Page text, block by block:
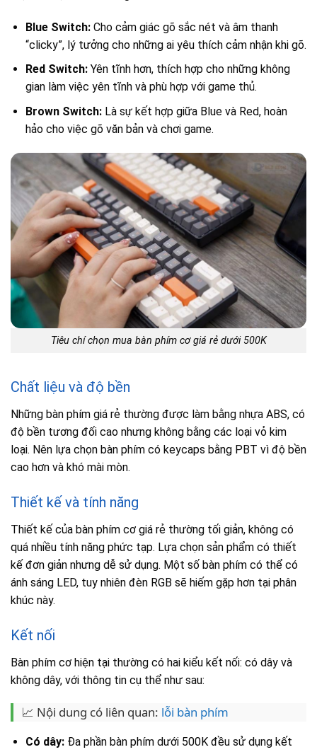
Blue Switch:Cho cảm giác gõ sắc nét và âm thanh
“clicky”, lý tưởng cho những ai yêu thích cảm nhận khi gõ.
Red Switch:Yên tĩnh hơn, thích hợp cho những không
gian làm việc yên tĩnh và phù hợp với game thủ.
Brown Switch:Là sự kết hợp giữa Blue và Red, hoàn
hảo cho việc gõ văn bản và chơi game.
Tiêu chí chọn mua bàn phím cơ giá rẻ dưới 500K
Chất liệu và độ bền
Những bàn phím giá rẻ thường được làm bằng nhựa ABS, có
độ bền tương đối cao nhưng không bằng các loại vỏ kim
loại. Nên lựa chọn bàn phím có keycaps bằng PBT vì độ bền
cao hơn và khó mài mòn.
Thiết kế và tính năng
Thiết kế của bàn phím cơ giá rẻ thường tối giản, không có
quá nhiều tính năng phức tạp. Lựa chọn sản phẩm có thiết
kế đơn giản nhưng dễ sử dụng. Một số bàn phím có thể có
ánh sáng LED, tuy nhiên đèn RGB sẽ hiếm gặp hơn tại phân
khúc này.
Kết nối
Bàn phím cơ hiện tại thường có hai kiểu kết nối: có dây và
không dây, với thông tin cụ thể như sau:
📈 Nội dung có liên quan: lỗi bàn phím
Có dây:Đa phần bàn phím dưới 500K đều sử dụng kết